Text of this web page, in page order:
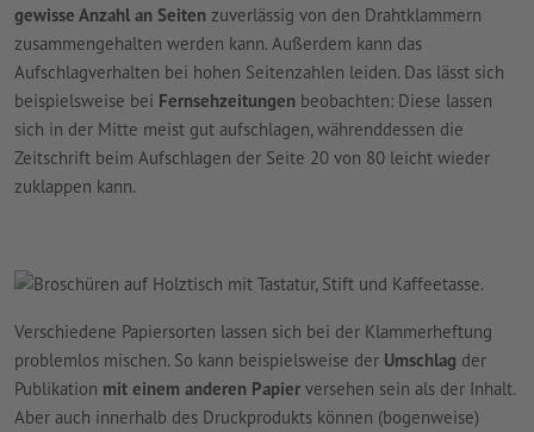
gewisse Anzahl an Seiten zuverlässig von den Drahtklammern
zusammengehalten werden kann. Außerdem kann das
Aufschlagverhalten bei hohen Seitenzahlen leiden. Das lässt sich
beispielsweise bei Fernsehzeitungen beobachten: Diese lassen
sich in der Mitte meist gut aufschlagen, währenddessen die
Zeitschrift beim Aufschlagen der Seite 20 von 80 leicht wieder
zuklappen kann.
Verschiedene Papiersorten lassen sich bei der Klammerheftung
problemlos mischen. So kann beispielsweise der Umschlag der
Publikation mit einem anderen Papier versehen sein als der Inhalt.
Aber auch innerhalb des Druckprodukts können (bogenweise)